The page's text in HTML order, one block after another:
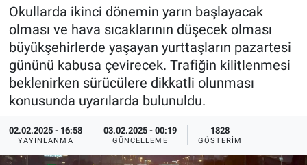
Okullarda ikinci dönemin yarın başlayacak
olması ve hava sıcaklarının düşecek olması
büyükşehirlerde yaşayan yurttaşların pazartesi
gününü kabusa çevirecek. Trafiğin kilitlenmesi
beklenirken sürücülere dikkatli olunması
konusunda uyarılarda bulunuldu.
02.02.2025 - 16:58
YAYINLANMA
03.02.2025 - 00:19
GÜNCELLEME
1828
GÖSTERIM
Dünya
Ege Saati
Ege'den Esintiler
Eğitim
Eğlence
Yayın Akışı
İletişim
Son Dakika Haberleri
Haber Arşivi